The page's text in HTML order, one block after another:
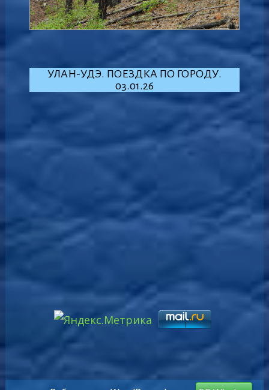
УЛАН-УДЭ. ПОЕЗДКА ПО ГОРОДУ.
03.01.26